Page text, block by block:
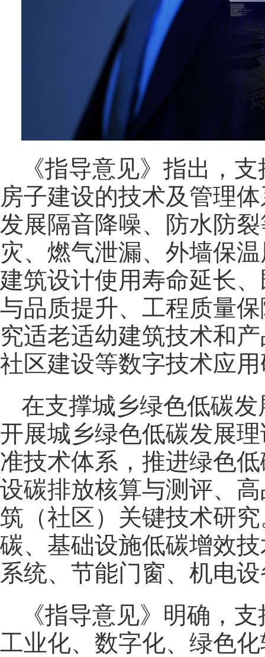
《指导意见》指出，
房子建设的技术及管理
发展隔音降噪、防水防
灾、燃气泄漏、外墙保
建筑设计使用寿命延长
与品质提升、工程质量
究适老适幼建筑技术和
社区建设等数字技术应
在支撑城乡绿色低碳
开展城乡绿色低碳发展
准技术体系，推进绿色
设碳排放核算与测评、
筑（社区）关键技术研
碳、基础设施低碳增效
系统、节能门窗、机电
《指导意见》明确，
工业化、数字化、绿色